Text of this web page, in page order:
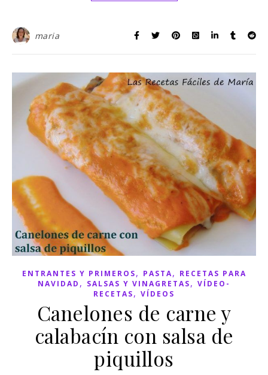
maria
ENTRANTES Y PRIMEROS, PASTA, RECETAS PARA
NAVIDAD , SALSAS Y VINAGRETAS, VÍDEO-
RECETAS, VÍDEOS
Canelones de carne y
calabacín con salsa de
piquillos